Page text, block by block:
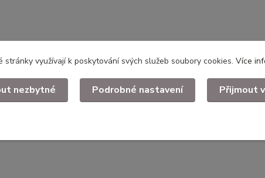
stránky využívají k poskytování svých služeb soubory cookies. Více
nezbytné Podrobné nastavení Přijmout